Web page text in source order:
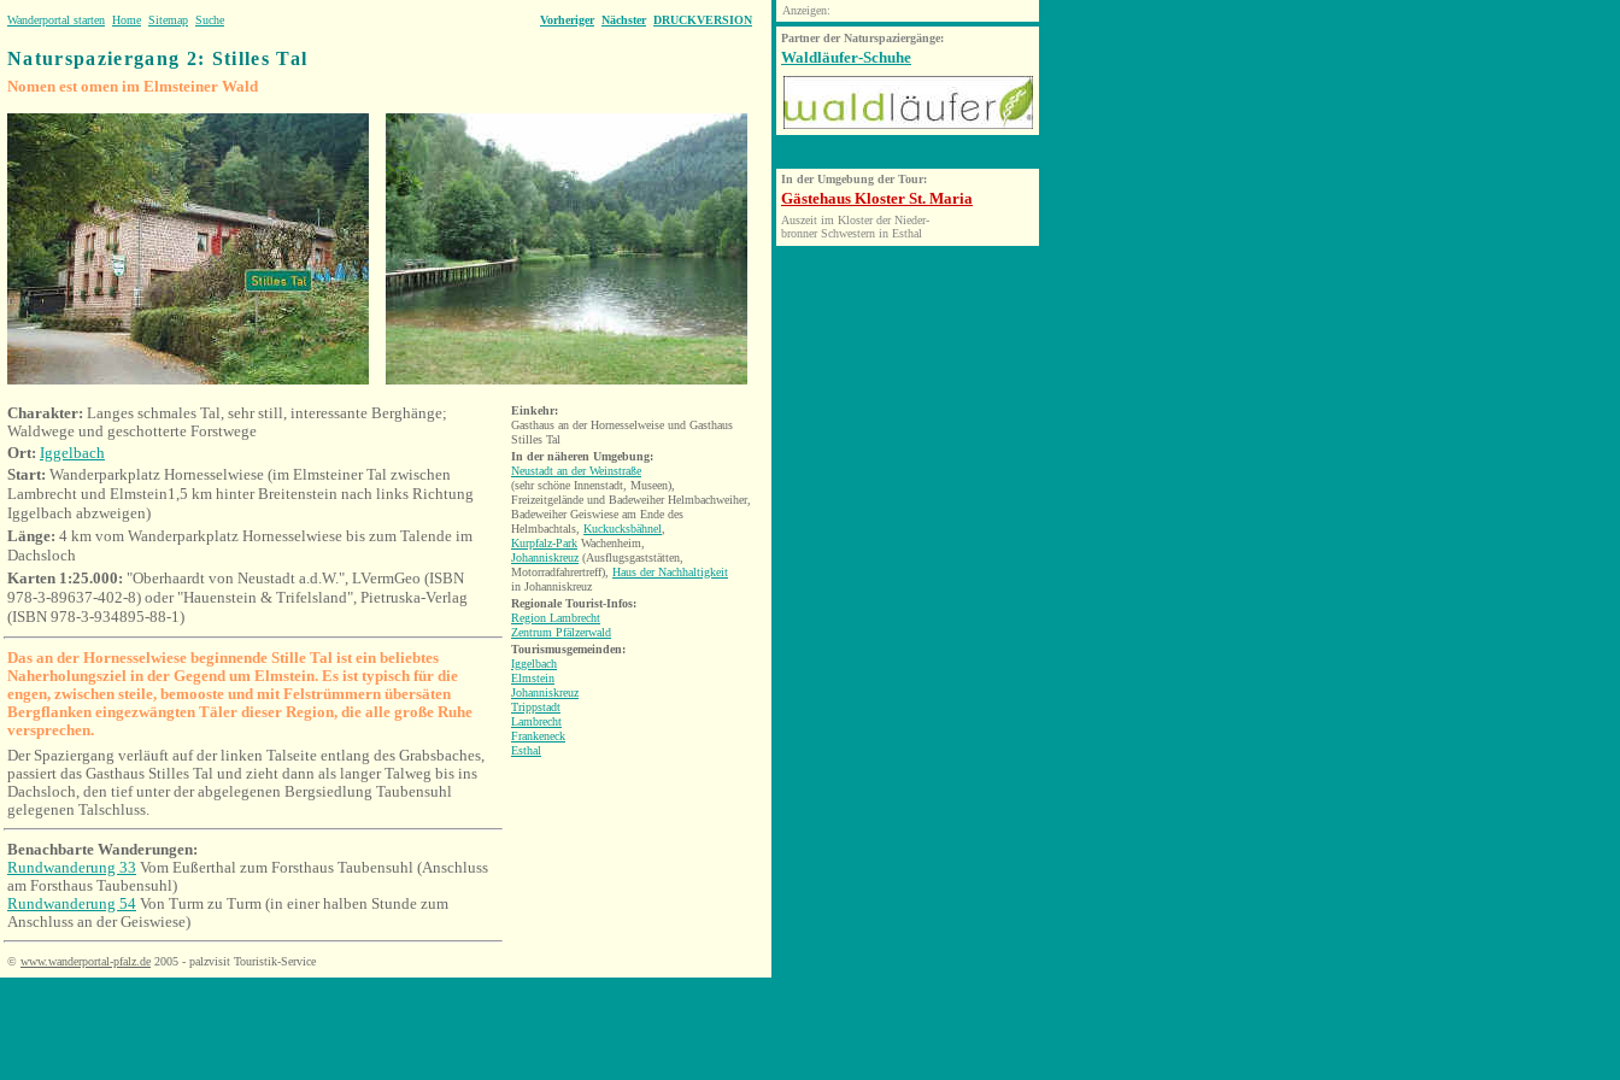
Wanderportal starten Home Sitemap Suche Vorheriger Nächster DRUCKVERSION
Naturspaziergang 2: Stilles Tal
Nomen est omen im Elmsteiner Wald
Charakter: Langes schmales Tal, sehr still, interessante Berghänge;
Waldwege und geschotterte Forstwege
Ort: Iggelbach
Start: Wanderparkplatz Hornesselwiese (im Elmsteiner Tal zwischen
Lambrecht und Elmstein1,5 km hinter Breitenstein nach links Richtung
Iggelbach abzweigen)
Länge: 4 km vom Wanderparkplatz Hornesselwiese bis zum Talende im
Dachsloch
Karten 1:25.000: "Oberhaardt von Neustadt a.d.W.", LVermGeo (ISBN
978-3-89637-402-8) oder "Hauenstein & Trifelsland", Pietruska-Verlag
(ISBN 978-3-934895-88-1)
Das an der Hornesselwiese beginnende Stille Tal ist ein beliebtes
Naherholungsziel in der Gegend um Elmstein. Es ist typisch für die
engen, zwischen steile, bemooste und mit Felstrümmern übersäten
Bergflanken eingezwängten Täler dieser Region, die alle große Ruhe
versprechen.
Der Spaziergang verläuft auf der linken Talseite entlang des Grabsbaches,
passiert das Gasthaus Stilles Tal und zieht dann als langer Talweg bis ins
Dachsloch, den tief unter der abgelegenen Bergsiedlung Taubensuhl
gelegenen Talschluss.
Benachbarte Wanderungen:
Rundwanderung 33 Vom Eußerthal zum Forsthaus Taubensuhl (Anschluss
am Forsthaus Taubensuhl)
Rundwanderung 54 Von Turm zu Turm (in einer halben Stunde zum
Anschluss an der Geiswiese)
© www.wanderportal-pfalz.de 2005 - palzvisit Touristik-Service
Einkehr:
Gasthaus an der Hornesselweise und Gasthaus
Stilles Tal
In der näheren Umgebung:
Neustadt an der Weinstraße
(sehr schöne Innenstadt, Museen),
Freizeitgelände und Badeweiher Helmbachweiher,
Badeweiher Geiswiese am Ende des
Helmbachtals, Kuckucksbähnel
Kurpfalz-Park Wachenheim,
Johanniskreuz (Ausflugsgaststätten,
Motorradfahrertreff), Haus der Nachhaltigkeit
in Johanniskreuz
Regionale Tourist-Infos:
Region Lambrecht
Zentrum Pfälzerwald
Tourismusgemeinden:
Iggelbach
Elmstein
Johanniskreuz
Trippstadt
Lambrecht
Frankeneck
Esthal
Anzeigen:
Partner der Naturspaziergänge:
Waldläufer-Schuhe
In der Umgebung der Tour:
Gästehaus Kloster St. Maria
Auszeit im Kloster der Nieder-
bronner Schwestern in Esthal